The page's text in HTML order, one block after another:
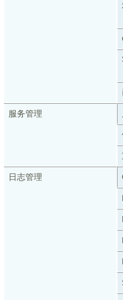
服务管理
日志管理